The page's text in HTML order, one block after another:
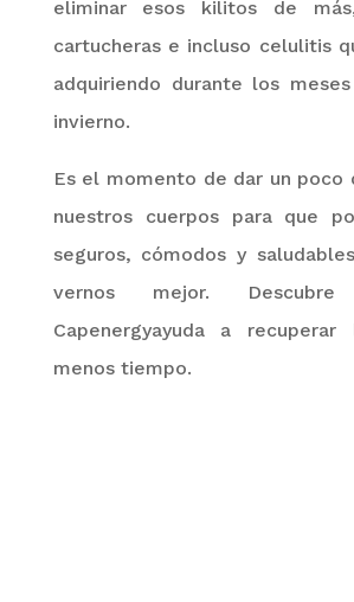
eliminar esos kilitos de
cartucheras e incluso celulitis
adquiriendo durante los
invierno.
Es el momento de dar un poco
nuestros cuerpos para que
seguros, cómodos y
vernos mejor.
Capenergyayuda a
menos tiempo.